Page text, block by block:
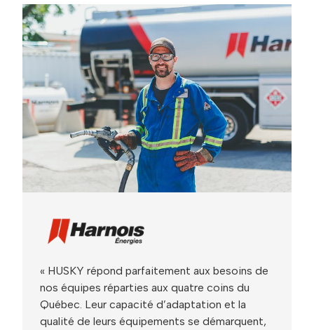
« HUSKY répond parfaitement aux besoins de
nos équipes réparties aux quatre coins du
Québec. Leur capacité d’adaptation et la
qualité de leurs équipements se démarquent,